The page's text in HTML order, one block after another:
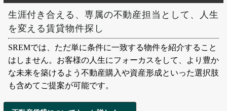
生涯付き合える、専属の不動産担当として、人生
を変える賃貸物件探し
SREMでは、ただ単に条件に一致する物件を紹介すること
はしません。お客様の人生にフォーカスをして、より豊か
な未来を築けるよう不動産購入や資産形成といった選択肢
も含めてご提案が可能です。